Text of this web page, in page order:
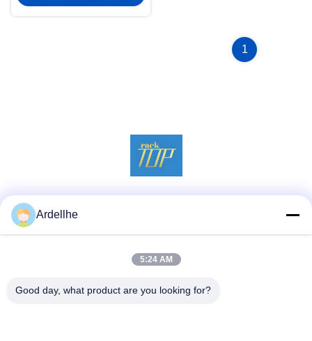
1
Ardellhe
5:24 AM
Good day, what product are you looking for?